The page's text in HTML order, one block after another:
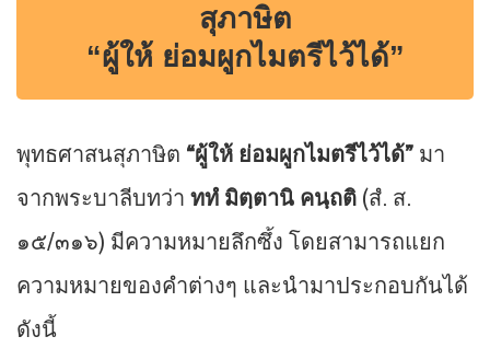
สุภาษิต
“ผู้ให้ ย่อมผูกไมตรีไว้ได้”
พุทธศาสนสุภาษิต “ผู้ให้ ย่อมผูกไมตรีไว้ได้”มา
จากพระบาลีบทว่าททํ มิตฺตานิ คนฺถติ(สํ. ส.
๑๕/๓๑๖) มีความหมายลึกซึ้ง โดยสามารถแยก
ความหมายของคำต่างๆ และนำมาประกอบกันได้
ดังนี้